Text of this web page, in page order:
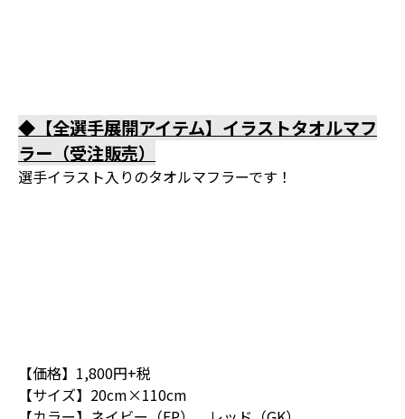
◆【全選手展開アイテム】イラストタオルマフ
ラー（受注販売）
選手イラスト入りのタオルマフラーです！
【価格】1,800円+税
【サイズ】20cm×110cm